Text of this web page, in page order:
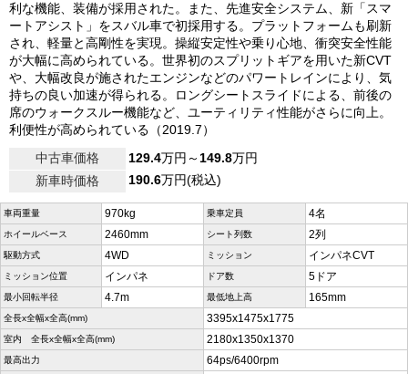
利な機能、装備が採用された。また、先進安全システム、新「スマ
ートアシスト」をスバル車で初採用する。プラットフォームも刷新
され、軽量と高剛性を実現。操縦安定性や乗り心地、衝突安全性能
が大幅に高められている。世界初のスプリットギアを用いた新CVT
や、大幅改良が施されたエンジンなどのパワートレインにより、気
持ちの良い加速が得られる。ロングシートスライドによる、前後の
席のウォークスルー機能など、ユーティリティ性能がさらに向上。
利便性が高められている（2019.7）
中古車価格
129.4万円～149.8万円
新車時価格
190.6万円(税込)
車両重量 970kg 乗車定員 4名
ホイールベース 2460mm シート列数 2列
駆動方式 4WD ミッション インパネCVT
ミッション位置 インパネ ドア数 5ドア
最小回転半径 4.7m 最低地上高 165mm
全長x全幅x全高(mm) 3395x1475x1775
室内 全長x全幅x全高(mm) 2180x1350x1370
最高出力 64ps/6400rpm